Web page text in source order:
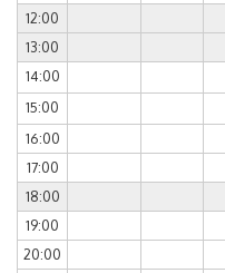
12:00
13:00
14:00
15:00
16:00
17:00
18:00
19:00
20:00